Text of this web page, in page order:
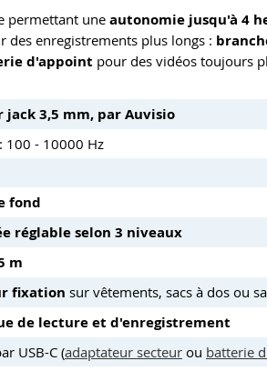
permettant une autonomie jusqu'à 4
des enregistrements plus longs :
d'appoint pour des vidéos toujours
3,5 mm, par Auvisio
100 - 10000 Hz
fond
réglable selon 3 niveaux
m
fixation sur vêtements, sacs à dos ou
de lecture et d'enregistrement
USB-C (adaptateur secteur ou batterie